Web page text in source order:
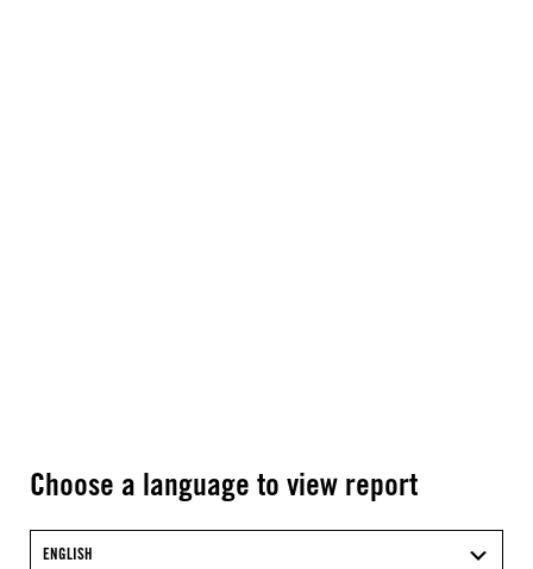
Choose a language to view report
ENGLISH